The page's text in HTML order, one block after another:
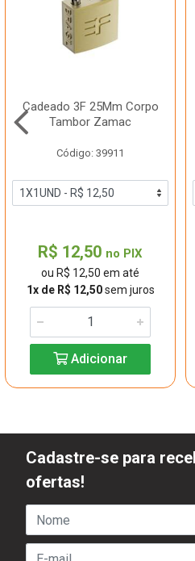
Cadeado 3F 25Mm Corpo
Tambor Zamac
Código: 39911
R$ 12,50 no PIX
ou R$ 12,50 em até
1x de R$ 12,50sem juros
Adicionar
Cadastre-se para
ofertas!